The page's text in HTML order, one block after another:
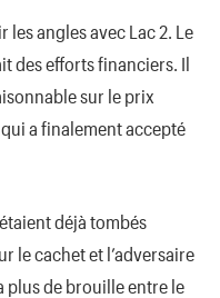
angles avec Lac 2. Le
des efforts financiers. Il
sur le prix
a finalement accepté
déjà tombés
le cachet et l’adversaire
plus de brouille entre le